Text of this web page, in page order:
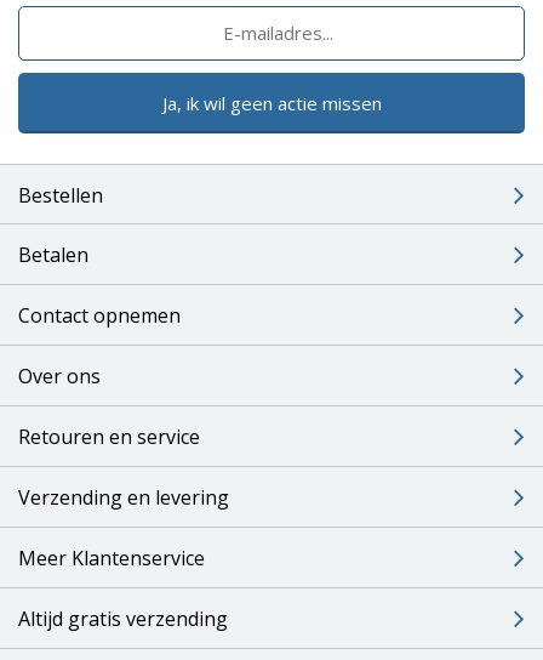
Ja, ik wil geen actie missen
Bestellen
Betalen
Contact opnemen
Over ons
Retouren en service
Verzending en levering
Meer Klantenservice
Altijd gratis verzending